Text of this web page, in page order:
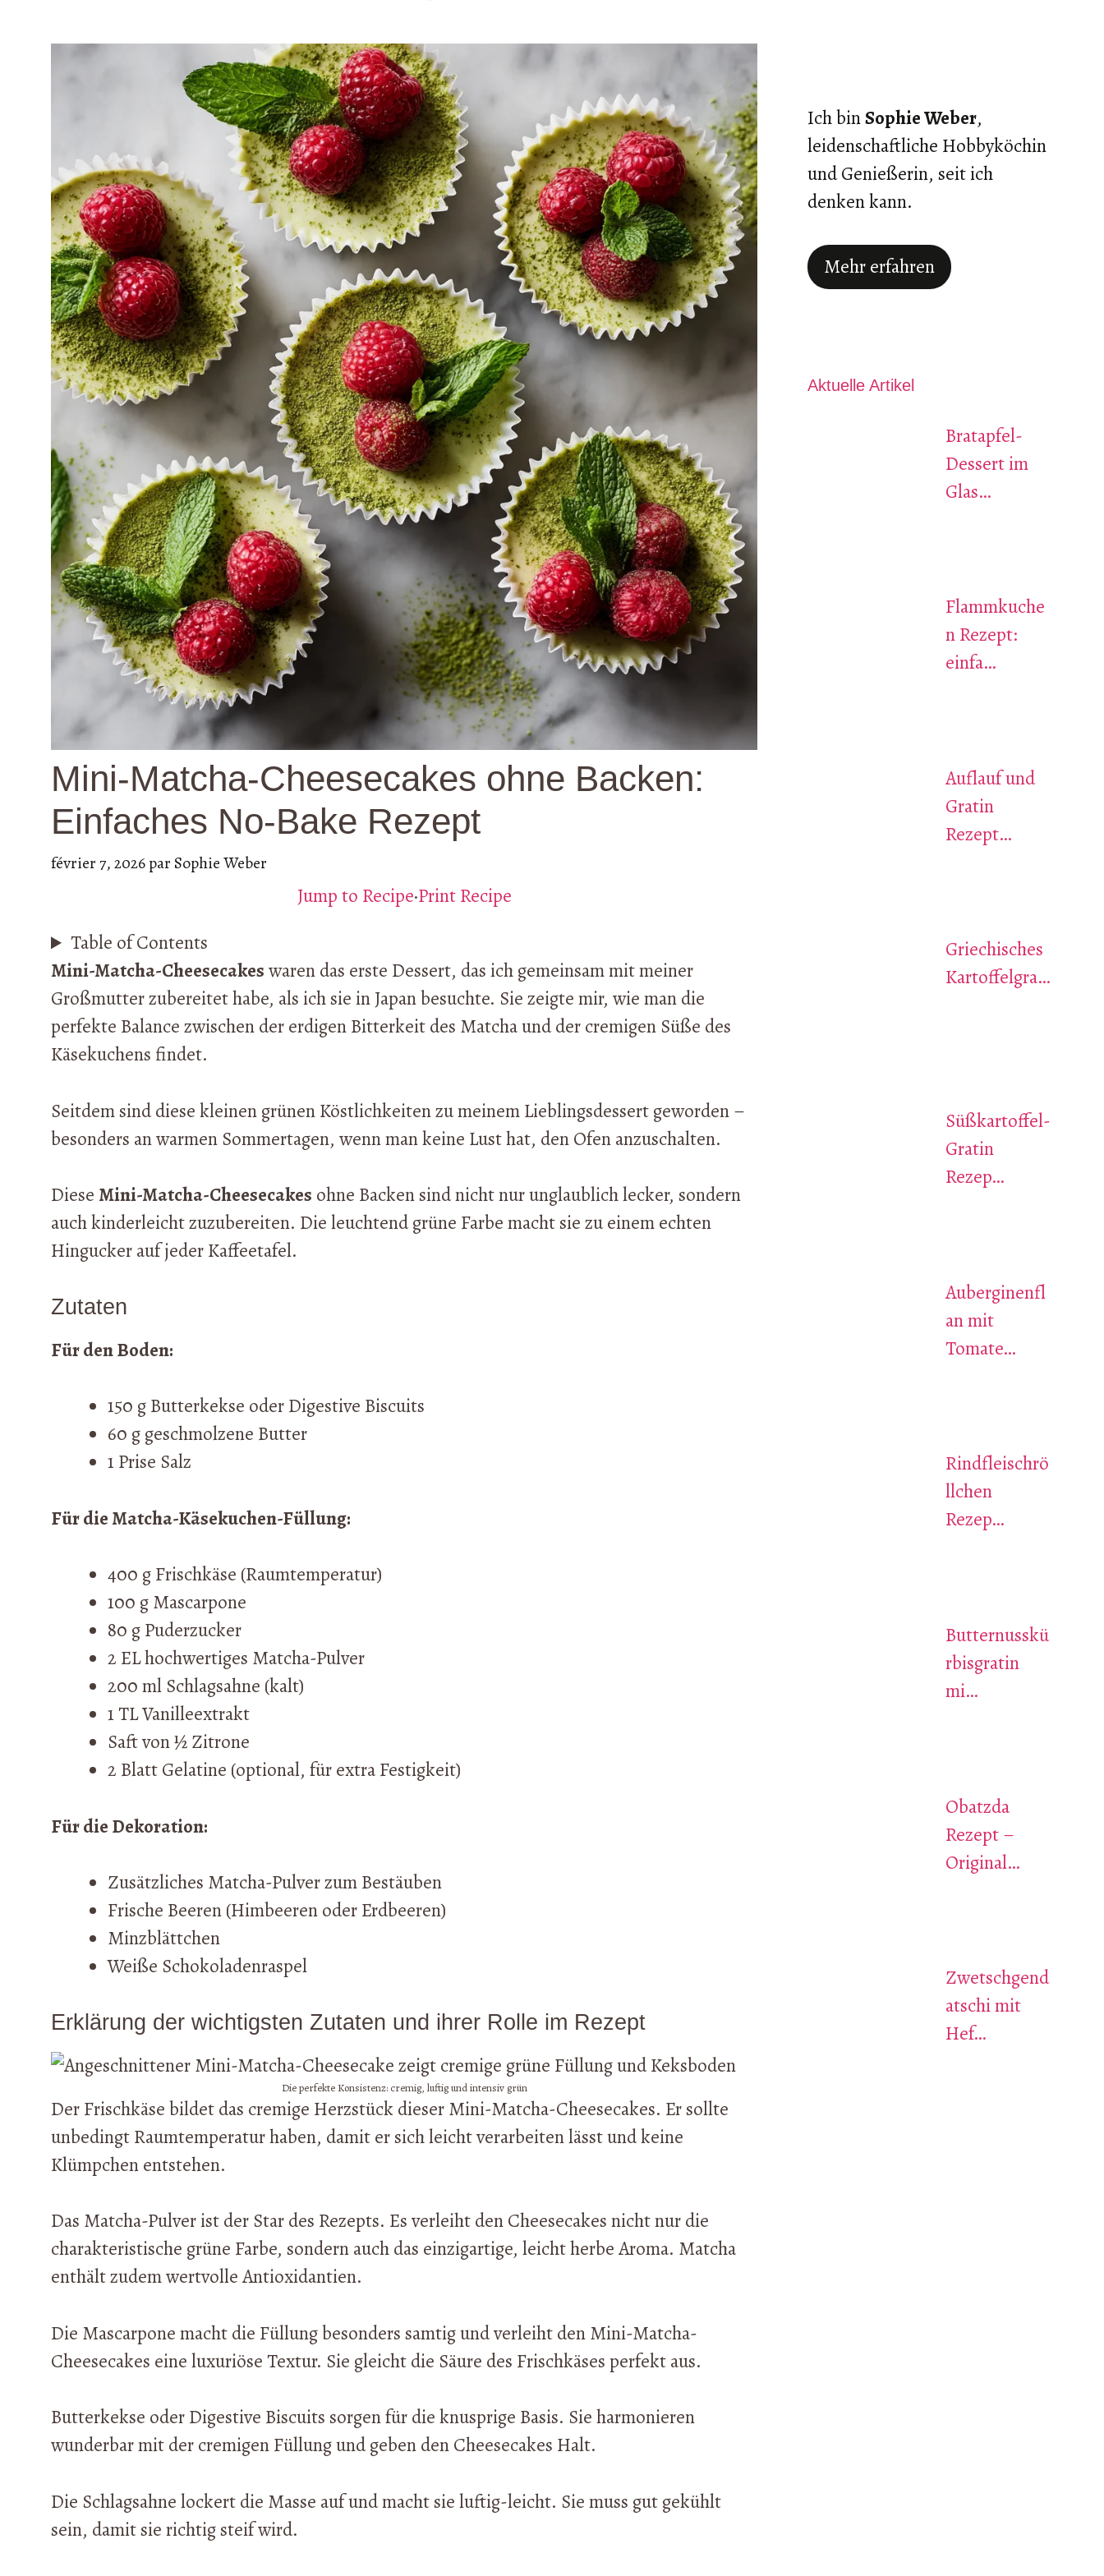
Mini-Matcha-Cheesecakes ohne Backen:
Einfaches No-Bake Rezept
février 7, 2026parSophie Weber
Jump to Recipe·Print Recipe
Table of Contents
Mini-Matcha-Cheesecakeswaren das erste Dessert, das ich gemeinsam mit meiner
Großmutter zubereitet habe, als ich sie in Japan besuchte. Sie zeigte mir, wie man die
perfekte Balance zwischen der erdigen Bitterkeit des Matcha und der cremigen Süße des
Käsekuchens findet.
Seitdem sind diese kleinen grünen Köstlichkeiten zu meinem Lieblingsdessert geworden –
besonders an warmen Sommertagen, wenn man keine Lust hat, den Ofen anzuschalten.
Diese Mini-Matcha-Cheesecakes ohne Backen sind nicht nur unglaublich lecker, sondern
auch kinderleicht zuzubereiten. Die leuchtend grüne Farbe macht sie zu einem echten
Hingucker auf jeder Kaffeetafel.
Zutaten
Für den Boden:
150 g Butterkekse oder Digestive Biscuits
60 g geschmolzene Butter
1 Prise Salz
Für die Matcha-Käsekuchen-Füllung:
400 g Frischkäse (Raumtemperatur)
100 g Mascarpone
80 g Puderzucker
2 EL hochwertiges Matcha-Pulver
200 ml Schlagsahne (kalt)
1 TL Vanilleextrakt
Saft von ½ Zitrone
2 Blatt Gelatine (optional, für extra Festigkeit)
Für die Dekoration:
Zusätzliches Matcha-Pulver zum Bestäuben
Frische Beeren (Himbeeren oder Erdbeeren)
Minzblättchen
Weiße Schokoladenraspel
Erklärung der wichtigsten Zutaten und ihrer Rolle im Rezept
Die perfekte Konsistenz: cremig, luftig und intensiv grün
Der Frischkäse bildet das cremige Herzstück dieser Mini-Matcha-Cheesecakes. Er sollte
unbedingt Raumtemperatur haben, damit er sich leicht verarbeiten lässt und keine
Klümpchen entstehen.
Das Matcha-Pulver ist der Star des Rezepts. Es verleiht den Cheesecakes nicht nur die
charakteristische grüne Farbe, sondern auch das einzigartige, leicht herbe Aroma. Matcha
enthält zudem wertvolle Antioxidantien.
Die Mascarpone macht die Füllung besonders samtig und verleiht den Mini-Matcha-
Cheesecakes eine luxuriöse Textur. Sie gleicht die Säure des Frischkäses perfekt aus.
Butterkekse oder Digestive Biscuits sorgen für die knusprige Basis. Sie harmonieren
wunderbar mit der cremigen Füllung und geben den Cheesecakes Halt.
Die Schlagsahne lockert die Masse auf und macht sie luftig-leicht. Sie muss gut gekühlt
sein, damit sie richtig steif wird.
Ich binSophie Weber,
leidenschaftliche Hobbyköchin
und Genießerin, seit ich
denken kann.
Mehr erfahren
Aktuelle Artikel
Bratapfel-
Dessert im
Glas…
Flammkuche
n Rezept:
einfa…
Auflauf und
Gratin
Rezept…
Griechisches
Kartoffelgra…
Süßkartoffel-
Gratin
Rezep…
Auberginenfl
an mit
Tomate…
Rindfleischrö
llchen
Rezep…
Butternusskü
rbisgratin
mi…
Obatzda
Rezept –
Original…
Zwetschgend
atschi mit
Hef…